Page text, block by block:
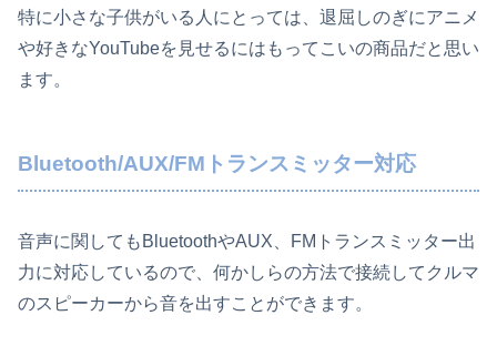
特に小さな子供がいる人にとっては、退屈しのぎにアニメ
や好きなYouTubeを見せるにはもってこいの商品だと思い
ます。
Bluetooth/AUX/FMトランスミッター対応
音声に関してもBluetoothやAUX、FMトランスミッター出
力に対応しているので、何かしらの方法で接続してクルマ
のスピーカーから音を出すことができます。